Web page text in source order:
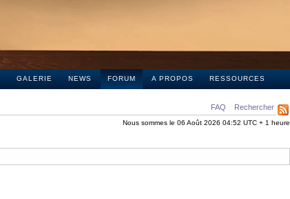
GALERIE NEWS FORUM A PROPOS RESSOURCES
FAQ Rechercher
Nous sommes le 06 Août 2026 04:52 UTC + 1 heure